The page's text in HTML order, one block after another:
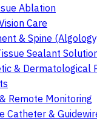
Ablation
Care
& Spine
Sealant
& Dermatological
Remote Monitoring
Catheter &